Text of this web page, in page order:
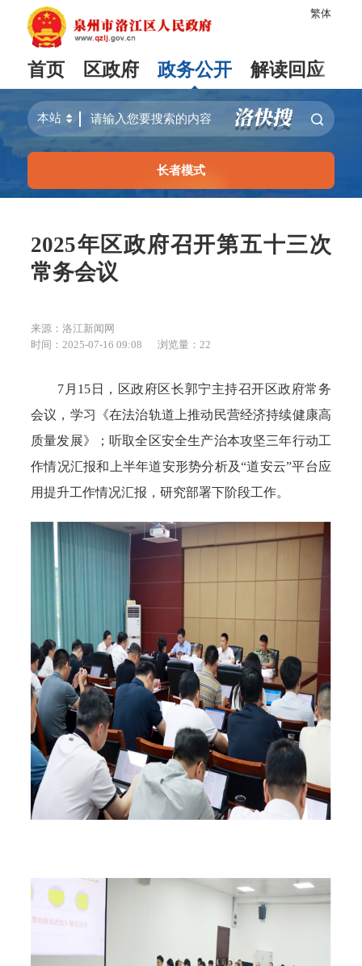
繁体
首页 区政府 政务公开 解读回应
长者模式
2025年区政府召开第五十三次
常务会议
来源：洛江新闻网
时间：2025-07-16 09:08
浏览量： 22
7月15日，区政府区长郭宁主持召开区政府常务
会议，学习《在法治轨道上推动民营经济持续健康高
质量发展》；听取全区安全生产治本攻坚三年行动工
作情况汇报和上半年道安形势分析及“道安云”平台应
用提升工作情况汇报，研究部署下阶段工作。